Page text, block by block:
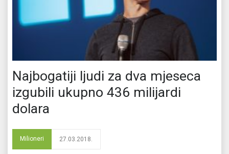
Najbogatiji ljudi za dva mjeseca
izgubili ukupno 436 milijardi
dolara
Milioneri 27.03.2018.